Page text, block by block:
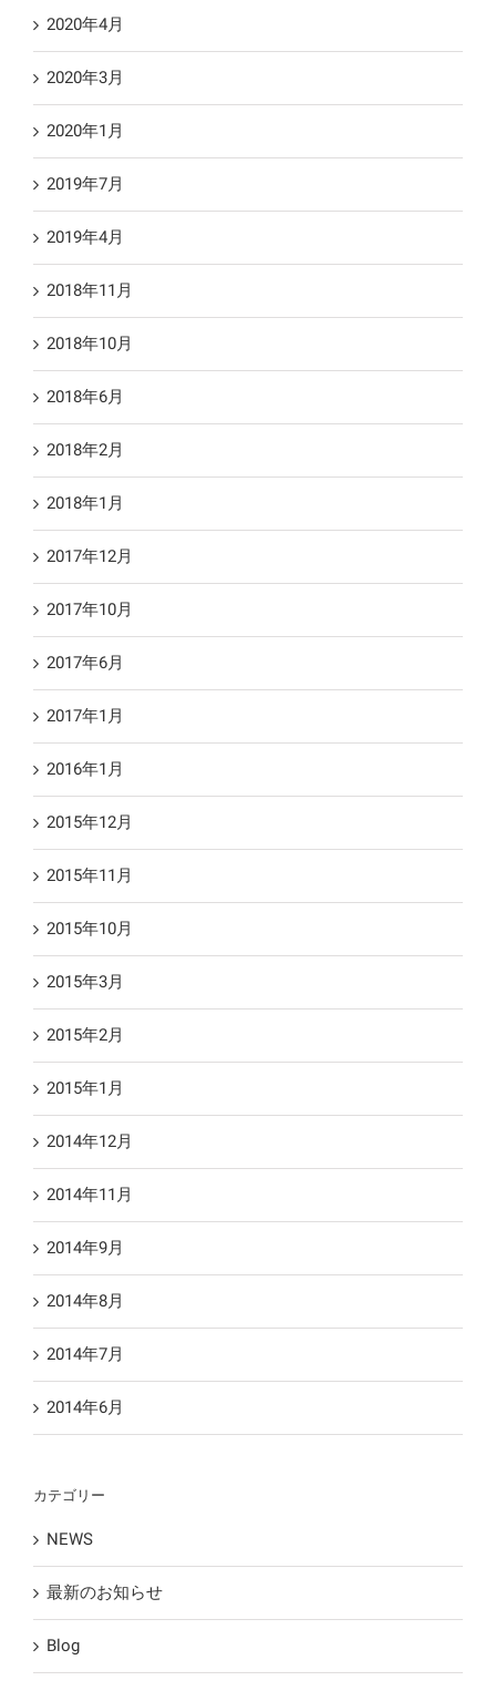
2020年4月
2020年3月
2020年1月
2019年7月
2019年4月
2018年11月
2018年10月
2018年6月
2018年2月
2018年1月
2017年12月
2017年10月
2017年6月
2017年1月
2016年1月
2015年12月
2015年11月
2015年10月
2015年3月
2015年2月
2015年1月
2014年12月
2014年11月
2014年9月
2014年8月
2014年7月
2014年6月
カテゴリー
NEWS
最新のお知らせ
Blog